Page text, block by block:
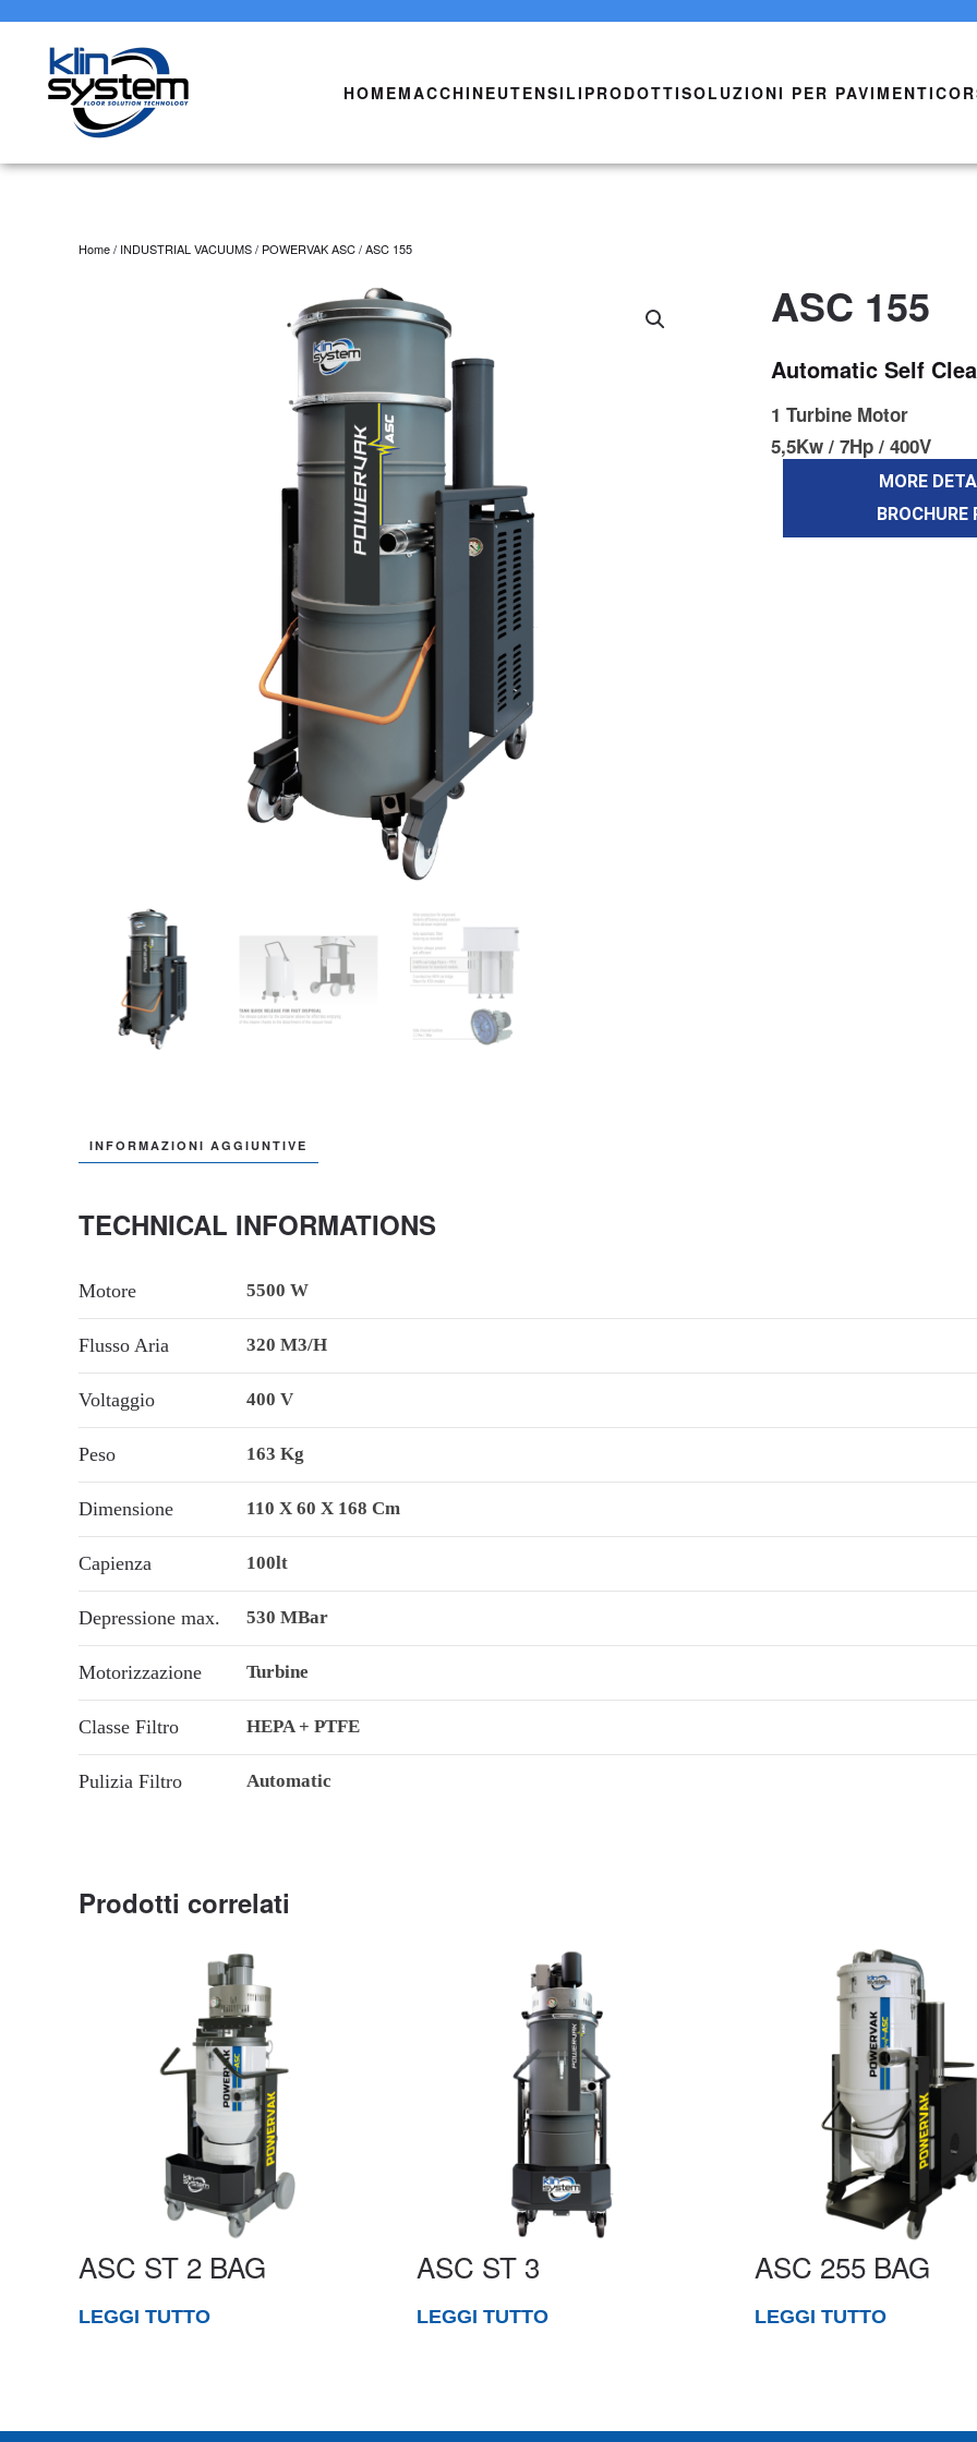
Skip to main content
HOMEMACCHINEUTENSILI PRODOTTISOLUZIONI PER PAVIMENTI
Home/ INDUSTRIAL VACUUMS/ POWERVAK ASC/ ASC 155
ASC 155
Automatic Self
1 Turbine Motor
5,5Kw / 7Hp / 400V
MORE
BROCHURE
INFORMAZIONI AGGIUNTIVE
TECHNICAL INFORMATIONS
Motore 5500 W
Flusso Aria 320 M3/h
Voltaggio 400 V
Peso 163 Kg
Dimensione 110 X 60 X 168 Cm
Capienza 100lt
Depressione max. 530 MBar
Motorizzazione Turbine
Classe Filtro HEPA + PTFE
Pulizia Filtro Automatic
Prodotti correlati
ASC ST 2 BAG
LEGGI TUTTO
ASC ST 3
LEGGI TUTTO
ASC 255 BAG
LEGGI TUTTO